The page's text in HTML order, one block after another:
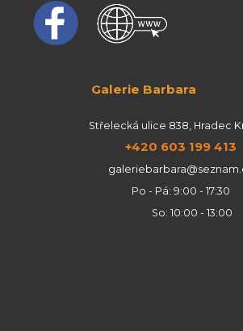
Galerie Barbara
Střelecká ulice 838, Hradec
+420 603 199 413
Po - Pá: 9:00 - 17:30
So: 10:00 - 13:00